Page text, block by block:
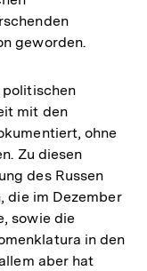
geworden.
politischen
mit den
ohne
Zu diesen
des Russen
die im Dezember
sowie die
in den
aber hat